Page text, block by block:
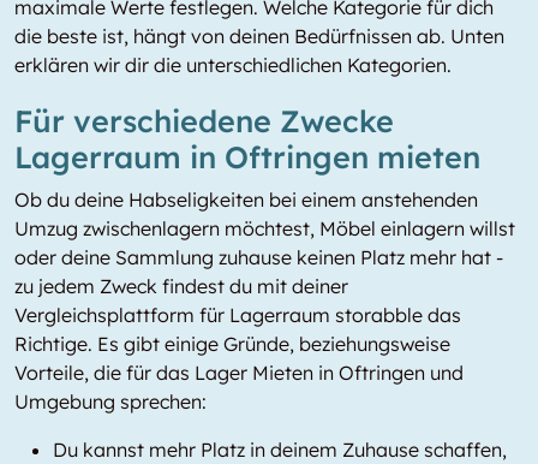
maximale Werte festlegen. Welche Kategorie für dich
die beste ist, hängt von deinen Bedürfnissen ab. Unten
erklären wir dir die unterschiedlichen Kategorien.
Für verschiedene Zwecke
Lagerraum in Oftringen mieten
Ob du deine Habseligkeiten bei einem anstehenden
Umzug zwischenlagern möchtest, Möbel einlagern willst
oder deine Sammlung zuhause keinen Platz mehr hat -
zu jedem Zweck findest du mit deiner
Vergleichsplattform für Lagerraum storabble das
Richtige. Es gibt einige Gründe, beziehungsweise
Vorteile, die für das Lager Mieten in Oftringen und
Umgebung sprechen:
Du kannst mehr Platz in deinem Zuhause schaffen,